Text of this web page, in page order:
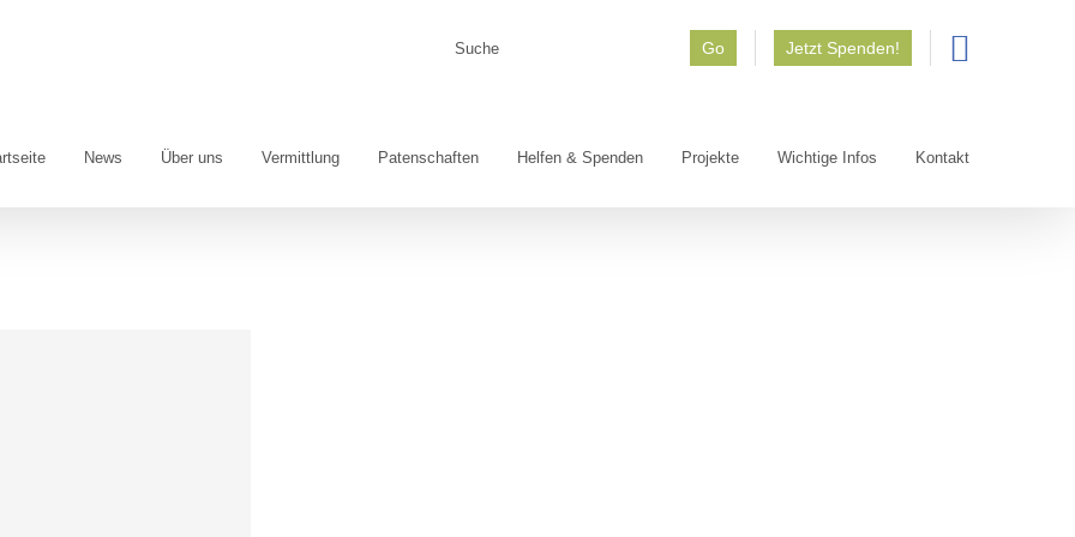
Go Jetzt Spenden!
News Über uns Vermittlung Patenschaften Helfen & Spenden Projekte Wichtige Infos Kontakt